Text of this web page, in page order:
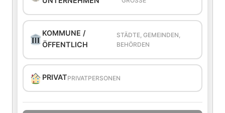
KOMMUNE /
ÖFFENTLICH
STÄDTE, GEMEINDEN,
BEHÖRDEN
PRIVATPRIVATPERSONEN